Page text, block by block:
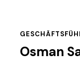
Osman